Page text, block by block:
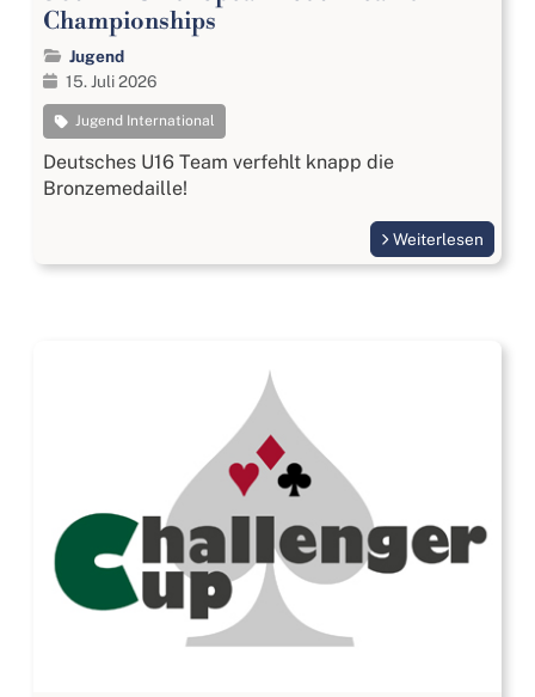
Championships
Jugend
15. Juli 2026
Jugend International
Deutsches U16 Team verfehlt knapp die
Bronzemedaille!
Weiterlesen